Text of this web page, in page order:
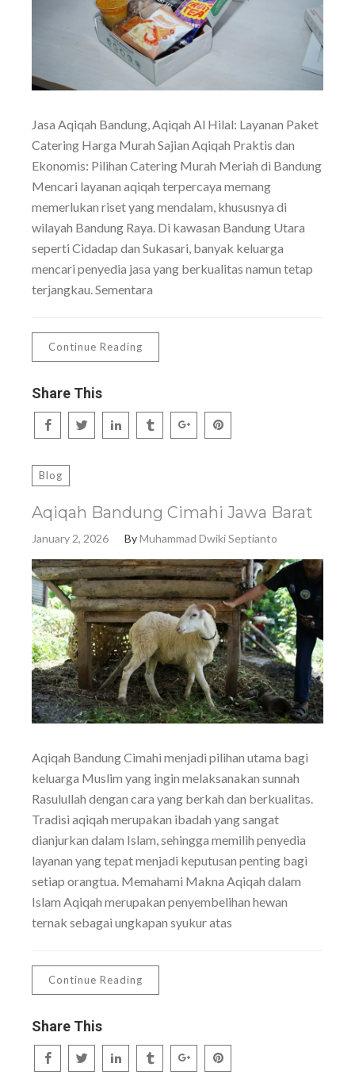
Jasa Aqiqah Bandung, Aqiqah Al Hilal: Layanan Paket
Catering Harga Murah Sajian Aqiqah Praktis dan
Ekonomis: Pilihan Catering Murah Meriah di Bandung
Mencari layanan aqiqah terpercaya memang
memerlukan riset yang mendalam, khususnya di
wilayah Bandung Raya. Di kawasan Bandung Utara
seperti Cidadap dan Sukasari, banyak keluarga
mencari penyedia jasa yang berkualitas namun tetap
terjangkau. Sementara
Continue Reading
Share This
Blog
Aqiqah Bandung Cimahi Jawa Barat
January 2, 2026 ByMuhammad Dwiki Septianto
Aqiqah Bandung Cimahi menjadi pilihan utama bagi
keluarga Muslim yang ingin melaksanakan sunnah
Rasulullah dengan cara yang berkah dan berkualitas.
Tradisi aqiqah merupakan ibadah yang sangat
dianjurkan dalam Islam, sehingga memilih penyedia
layanan yang tepat menjadi keputusan penting bagi
setiap orangtua. Memahami Makna Aqiqah dalam
Islam Aqiqah merupakan penyembelihan hewan
ternak sebagai ungkapan syukur atas
Continue Reading
Share This